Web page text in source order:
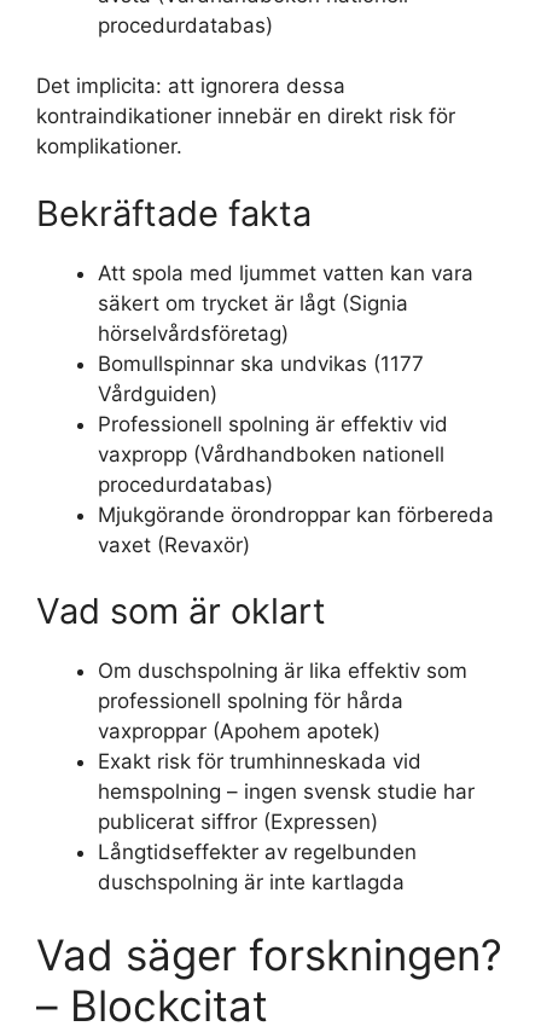
procedurdatabas)
Det implicita: att ignorera dessa
kontraindikationer innebär en direkt risk för
komplikationer.
Bekräftade fakta
Att spola med ljummet vatten kan vara
säkert om trycket är lågt (Signia
hörselvårdsföretag)
Bomullspinnar ska undvikas (1177
Vårdguiden)
Professionell spolning är effektiv vid
vaxpropp (Vårdhandboken nationell
procedurdatabas)
Mjukgörande örondroppar kan förbereda
vaxet (Revaxör)
Vad som är oklart
Om duschspolning är lika effektiv som
professionell spolning för hårda
vaxproppar (Apohem apotek)
Exakt risk för trumhinneskada vid
hemspolning – ingen svensk studie har
publicerat siffror (Expressen)
Långtidseffekter av regelbunden
duschspolning är inte kartlagda
Vad säger forskningen?
– Blockcitat